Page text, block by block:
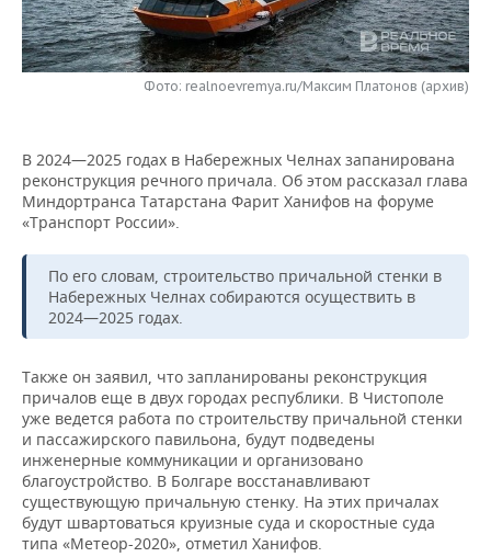
НЕФТЕХИМИЯ
НЕФТЬ
ЭНЕРГЕТИКА
РОЗНИЧНАЯ ТОРГОВЛЯ
НОВОСТИ ТЕХНОЛОГИЙ
ТЕЛЕКОММУНИКАЦИИ
МЕРОПРИЯТИЯ
НОВОСТИ МЕРОПРИЯТИЙ
БИЗНЕС-БРАНЧИ
ОТКРЫТАЯ ЛЕКЦИЯ
ФУТБОЛ
БАСКЕТБОЛ
ВОЛЕЙБОЛ
КИБЕРСПОРТ
ФИГУРНОЕ КАТАНИЕ
ВОДНЫЕ ВИДЫ СПОРТА
ХОККЕЙ С МЯЧОМ
НОВОСТИ ОБЩЕСТВА
ИНФРАСТРУКТУРА
ИСТОРИЯ
КУЛЬТУРА
МЕДИЦИНА
ОБРАЗОВАНИЕ
ПРОИСШЕСТВИЯ
ФОТОГАЛЕРЕЯ
СПРАВОЧНИК
СПИСОК ПЕРСОН
СПИСОК КОМПАНИЙ
ПОЛНАЯ ВЕРСИЯ
Фото: realnoevremya.ru/Максим Платонов (архив)
В 2024—2025 годах в Набережных Челнах запанирована
реконструкция речного причала. Об этом рассказал глава
Миндортранса Татарстана Фарит Ханифов на форуме
«Транспорт России».
По его словам, строительство причальной стенки в
Набережных Челнах собираются осуществить в
2024—2025 годах.
Также он заявил, что запланированы реконструкция
причалов еще в двух городах республики. В Чистополе
уже ведется работа по строительству причальной стенки
и пассажирского павильона, будут подведены
инженерные коммуникации и организовано
благоустройство. В Болгаре восстанавливают
существующую причальную стенку. На этих причалах
будут швартоваться круизные суда и скоростные суда
типа «Метеор-2020», отметил Ханифов.